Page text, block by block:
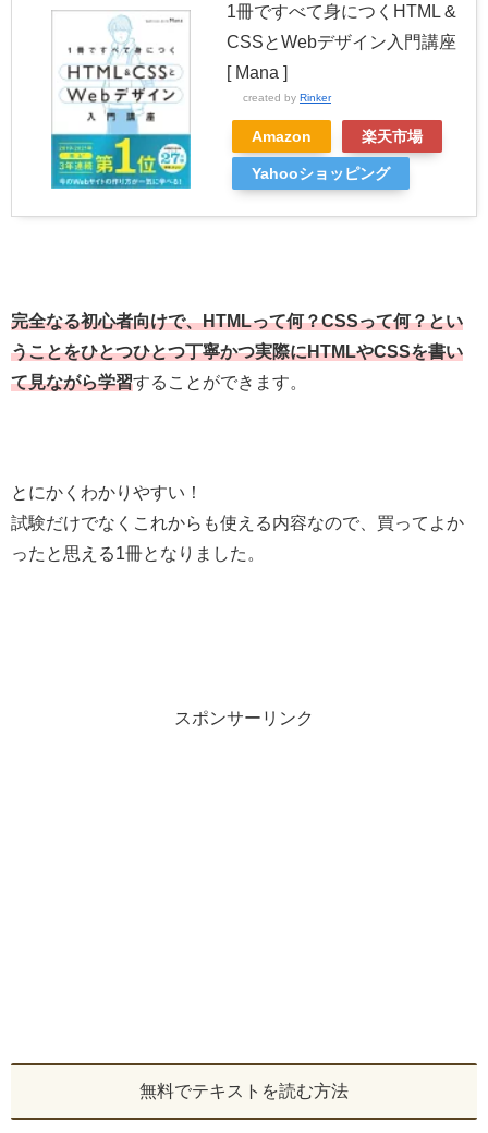
1冊ですべて身につくHTML &
CSSとWebデザイン入門講座
[ Mana ]
created by Rinker
Amazon 楽天市場
Yahooショッピング
完全なる初心者向けで、HTMLって何？CSSって何？とい
うことをひとつひとつ丁寧かつ実際にHTMLやCSSを書い
て見ながら学習することができます。
とにかくわかりやすい！
試験だけでなくこれからも使える内容なので、買ってよか
ったと思える1冊となりました。
スポンサーリンク
無料でテキストを読む方法